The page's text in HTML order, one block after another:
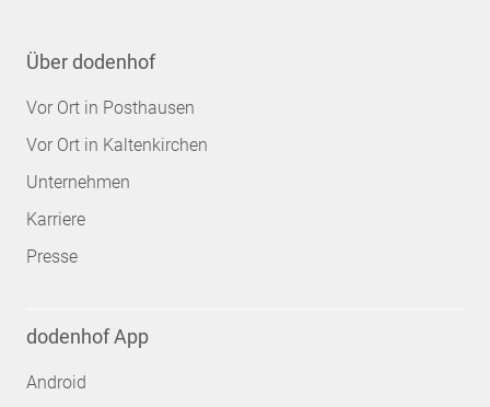
Über dodenhof
Vor Ort in Posthausen
Vor Ort in Kaltenkirchen
Unternehmen
Karriere
Presse
dodenhof App
Android